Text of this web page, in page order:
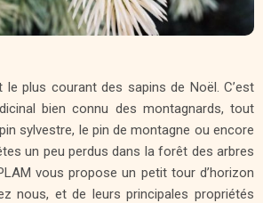
le plus courant des sapins de Noël. C’est
bien connu des montagnards, tout
sylvestre, le pin de montagne ou encore
un peu perdus dans la forêt des arbres
vous propose un petit tour d’horizon
nous, et de leurs principales propriétés